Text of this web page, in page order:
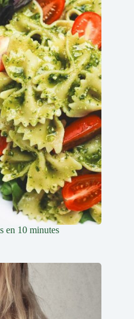
en 10 minutes